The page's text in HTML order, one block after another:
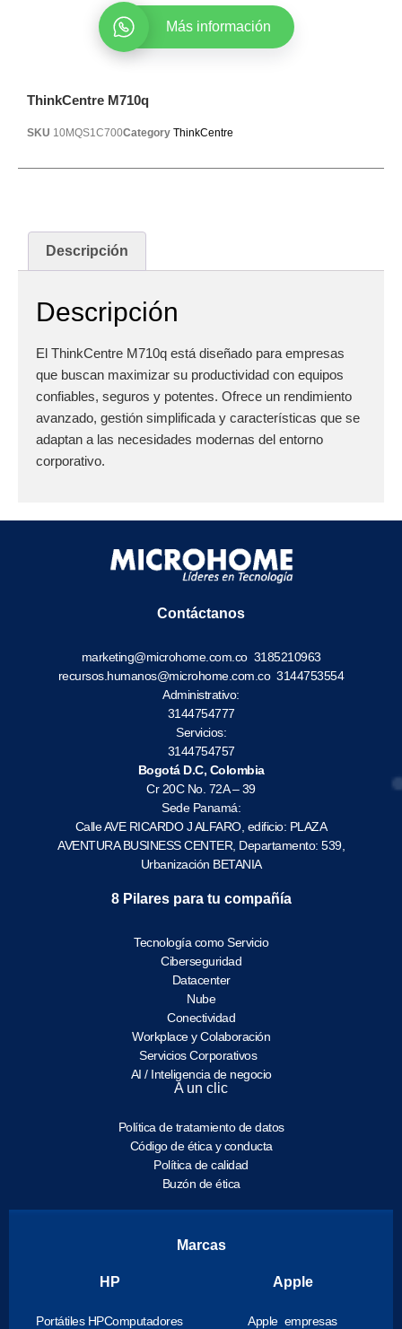
Más información
ThinkCentre M710q
SKU 10MQS1C700Category ThinkCentre
Descripción
Descripción
El ThinkCentre M710q está diseñado para empresas
que buscan maximizar su productividad con equipos
confiables, seguros y potentes. Ofrece un rendimiento
avanzado, gestión simplificada y características que se
adaptan a las necesidades modernas del entorno
corporativo.
Contáctanos
marketing@microhome.com.co 3185210963
recursos.humanos@microhome.com.co3144753554
Administrativo:
3144754777
Servicios:
3144754757
Bogotá D.C, Colombia
Cr 20C No. 72A – 39
Sede Panamá:
Calle AVE RICARDO J ALFARO, edificio: PLAZA
AVENTURA BUSINESS CENTER, Departamento: 539,
Urbanización BETANIA
8 Pilares para tu compañía
Tecnología como Servicio
Ciberseguridad
Datacenter
Nube
Conectividad
Workplace y Colaboración
Servicios Corporativos
AI / Inteligencia de negocio
A un clic
Política de tratamiento de datos
Código de ética y conducta
Política de calidad
Buzón de ética
Marcas
HP
Portátiles HPComputadores
Apple
Apple empresas